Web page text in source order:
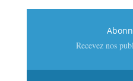
Recevez nos